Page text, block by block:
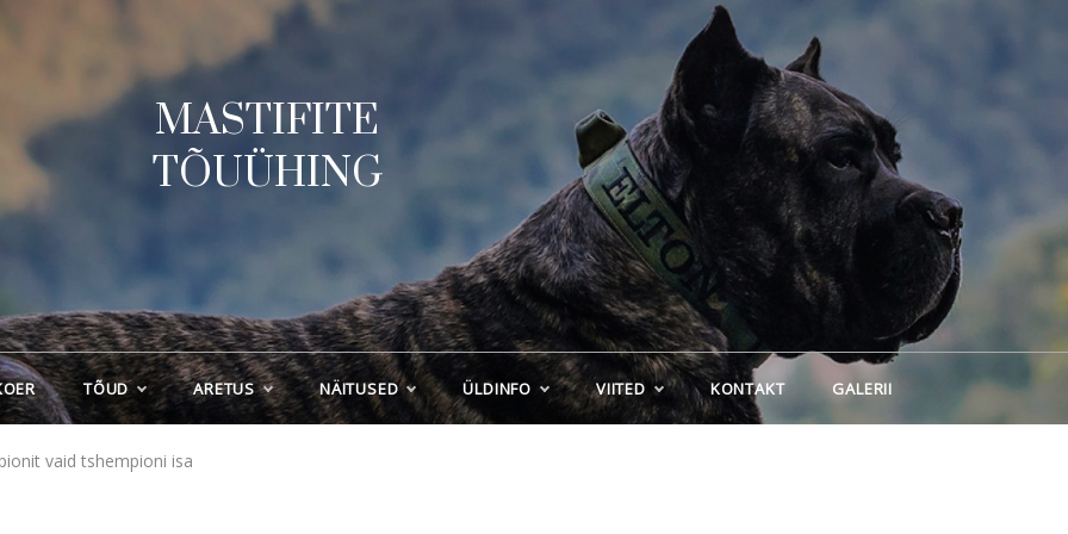
MASTIFITE
TÕUÜHING
TÕUD ARETUS NÄITUSED ÜLDINFO VIITED KONTAKT GALERII
vaid tshempioni isa